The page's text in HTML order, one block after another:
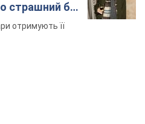
страшний бік
отримують її